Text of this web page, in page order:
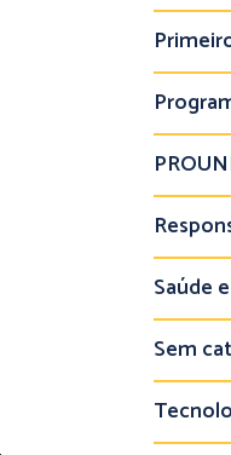
Saúde
Sem